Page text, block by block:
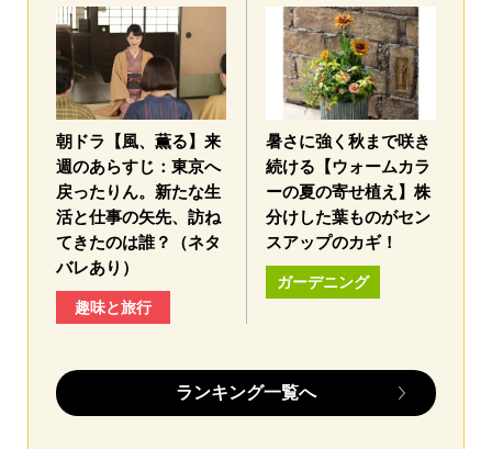
朝ドラ【風、薫る】来
週のあらすじ：東京へ
戻ったりん。新たな生
活と仕事の矢先、訪ね
てきたのは誰？（ネタ
バレあり）
趣味と旅行
暑さに強く秋まで咲き
続ける【ウォームカラ
ーの夏の寄せ植え】株
分けした葉ものがセン
スアップのカギ！
ガーデニング
ランキング一覧へ